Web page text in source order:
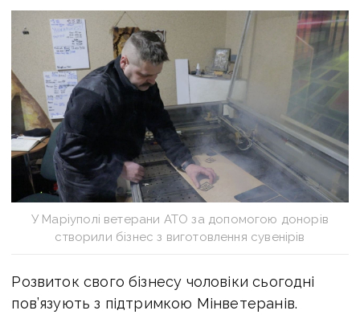
У Маріуполі ветерани АТО за допомогою донорів
створили бізнес з виготовлення сувенірів
Розвиток свого бізнесу чоловіки сьогодні
пов’язують з підтримкою Мінветеранів.